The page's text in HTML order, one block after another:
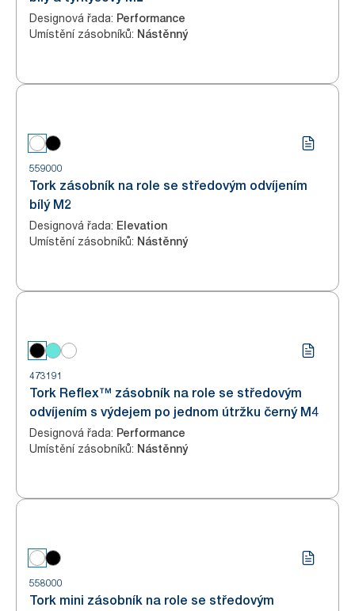
Designová řada: Performance
Umístění zásobníků: Nástěnný
559000
Tork zásobník na role se středovým odvíjením
bílý M2
Designová řada: Elevation
Umístění zásobníků: Nástěnný
473191
Tork Reflex™ zásobník na role se středovým
odvíjením s výdejem po jednom útržku černý M4
Designová řada: Performance
Umístění zásobníků: Nástěnný
558000
Tork mini zásobník na role se středovým